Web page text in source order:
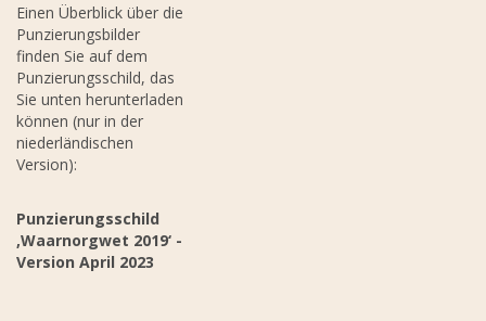
Einen Überblick über die
Punzierungsbilder
finden Sie auf dem
Punzierungsschild, das
Sie unten herunterladen
können (nur in der
niederländischen
Version):
Punzierungsschild
‚Waarnorgwet 2019‘ -
Version April 2023